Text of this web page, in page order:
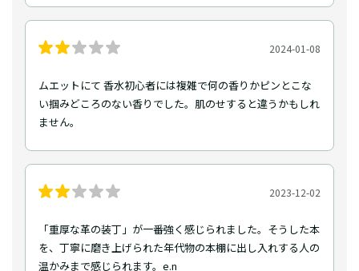
2024-01-08
ムエットにて 香水初心者には複雑で何の香りかピンとこな
い掴みどころのない香りでした。肌のせすると違うかもしれ
ません。
2023-12-02
「重厚な革の装丁」が一番強く感じられました。そうした本
を、丁寧に磨き上げられた年代物の本棚に出し入れする人の
温かみまで感じられます。e.n